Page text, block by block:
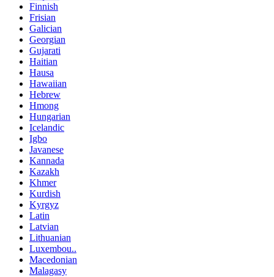
Finnish
Frisian
Galician
Georgian
Gujarati
Haitian
Hausa
Hawaiian
Hebrew
Hmong
Hungarian
Icelandic
Igbo
Javanese
Kannada
Kazakh
Khmer
Kurdish
Kyrgyz
Latin
Latvian
Lithuanian
Luxembou..
Macedonian
Malagasy